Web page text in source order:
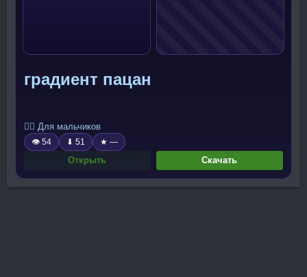
градиент пацан
🧍‍♂️ Для мальчиков
👁 54 ⬇ 51 ★ —
Открыть Скачать